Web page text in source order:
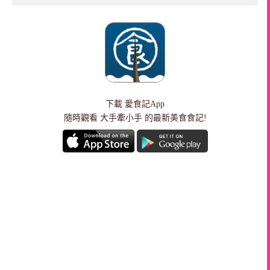
下載 愛食記App
隨時觀看 大手牽小手 的最新美食食記!